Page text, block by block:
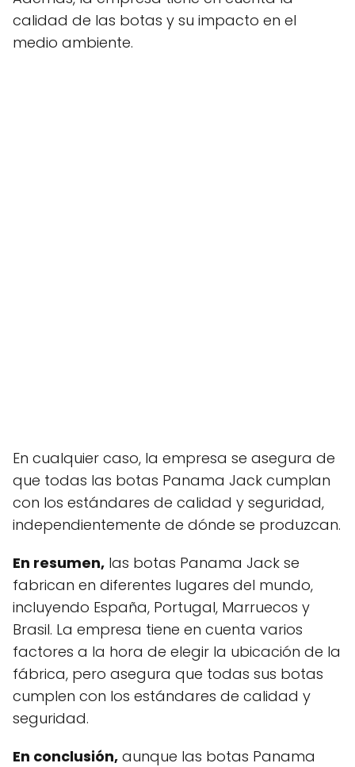
calidad de las botas y su impacto en el
medio ambiente.
En cualquier caso, la empresa se asegura de
que todas las botas Panama Jack cumplan
con los estándares de calidad y seguridad,
independientemente de dónde se produzcan.
En resumen, las botas Panama Jack se
fabrican en diferentes lugares del mundo,
incluyendo España, Portugal, Marruecos y
Brasil. La empresa tiene en cuenta varios
factores a la hora de elegir la ubicación de la
fábrica, pero asegura que todas sus botas
cumplen con los estándares de calidad y
seguridad.
En conclusión, aunque las botas Panama